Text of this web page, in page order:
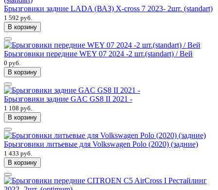
Брызговики задние LADA (ВАЗ) X-cross 7 2023- 2шт. (standart)
1 592 руб.
В корзину
Брызговики передние WEY 07 2024 -2 шт.(standart) / Вей
0 руб.
В корзину
Брызговики задние GAC GS8 II 2021 -
1 108 руб.
В корзину
Брызговики литьевые для Volkswagen Polo (2020) (задние)
1 433 руб.
В корзину